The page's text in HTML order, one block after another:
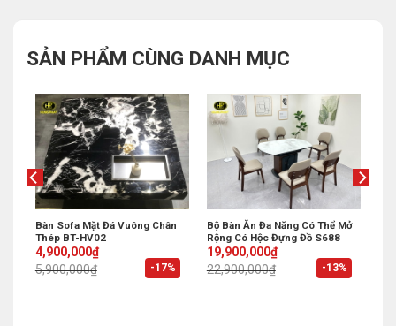
SẢN PHẨM CÙNG DANH MỤC
-17%
Bàn Sofa Mặt Đá Vuông Chân
Thép BT-HV02
5,900,000₫
Original
price
was:
4,900,000₫
Current
price
is:
-13%
Bộ Bàn Ăn Đa Năng Có Thể Mở
Rộng Có Hộc Đựng Đồ S688
22,900,000₫
Original
price
was:
19,900,000₫
Current
price
is: